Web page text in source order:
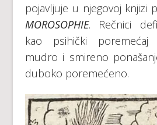
pojavljuje u njegovoj
MOROSOPHIE. Rečnici
kao psihički poremećaj
mudro i smireno
duboko poremećeno.